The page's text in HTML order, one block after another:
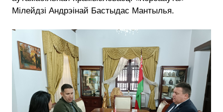
Мілейдзі Андрэінай Бастыдас Мантылья.